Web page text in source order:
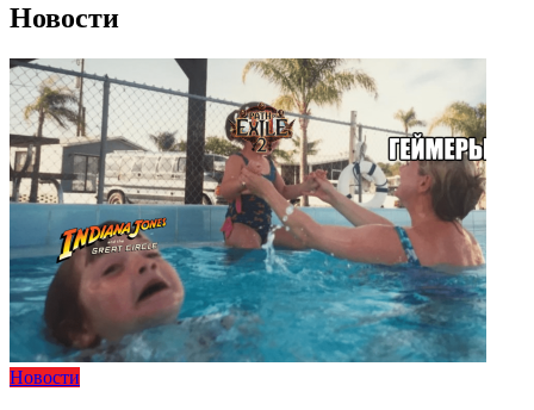
Новости
Новости